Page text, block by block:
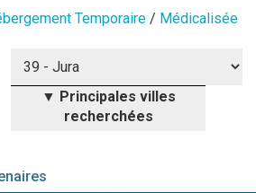
Temporaire / Médicalisée
▼ Principales villes
recherchées